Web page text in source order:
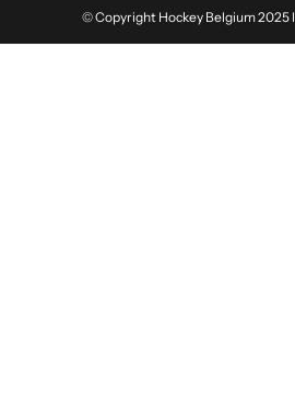
© Copyright Hockey Belgium 2025 I